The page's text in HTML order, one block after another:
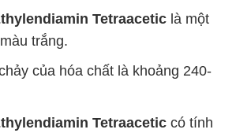
Tetraacetic là một
trắng.
của hóa chất là khoảng 240-
Tetraacetic có tính